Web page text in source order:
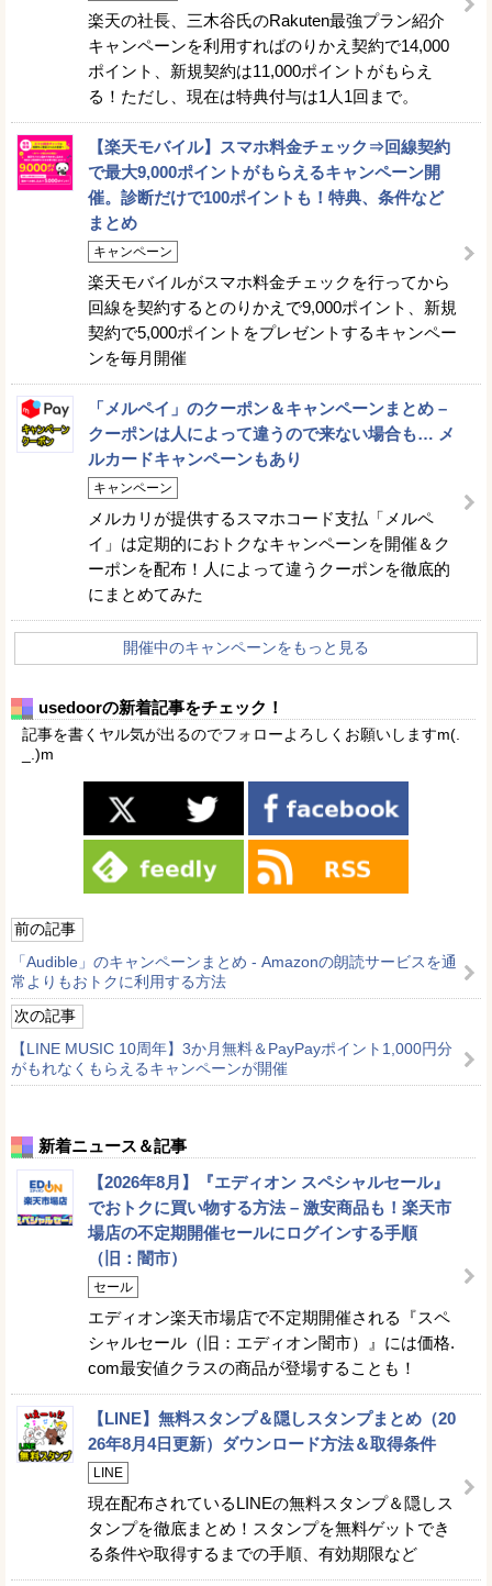
楽天の社長、三木谷氏のRakuten最強プラン紹介
キャンペーンを利用すればのりかえ契約で14,000
ポイント、新規契約は11,000ポイントがもらえ
る！ただし、現在は特典付与は1人1回まで。
【楽天モバイル】スマホ料金チェック⇒回線契約
で最大9,000ポイントがもらえるキャンペーン開
催。診断だけで100ポイントも！特典、条件など
まとめ
キャンペーン
楽天モバイルがスマホ料金チェックを行ってから
回線を契約するとのりかえで9,000ポイント、新規
契約で5,000ポイントをプレゼントするキャンペー
ンを毎月開催
「メルペイ」のクーポン＆キャンペーンまとめ –
クーポンは人によって違うので来ない場合も… メ
ルカードキャンペーンもあり
キャンペーン
メルカリが提供するスマホコード支払「メルペ
イ」は定期的におトクなキャンペーンを開催＆ク
ーポンを配布！人によって違うクーポンを徹底的
にまとめてみた
開催中のキャンペーンをもっと見る
usedoorの新着記事をチェック！
記事を書くヤル気が出るのでフォローよろしくお願いしますm(.
_.)m
前の記事
「Audible」のキャンペーンまとめ - Amazonの朗読サービスを通
常よりもおトクに利用する方法
次の記事
【LINE MUSIC 10周年】3か月無料＆PayPayポイント1,000円分
がもれなくもらえるキャンペーンが開催
新着ニュース＆記事
【2026年8月】『エディオン スペシャルセール』
でおトクに買い物する方法 – 激安商品も！楽天市
場店の不定期開催セールにログインする手順
（旧：闇市）
セール
エディオン楽天市場店で不定期開催される『スペ
シャルセール（旧：エディオン闇市）』には価格.
com最安値クラスの商品が登場することも！
【LINE】無料スタンプ＆隠しスタンプまとめ（20
26年8月4日更新）ダウンロード方法＆取得条件
LINE
現在配布されているLINEの無料スタンプ＆隠しス
タンプを徹底まとめ！スタンプを無料ゲットでき
る条件や取得するまでの手順、有効期限など